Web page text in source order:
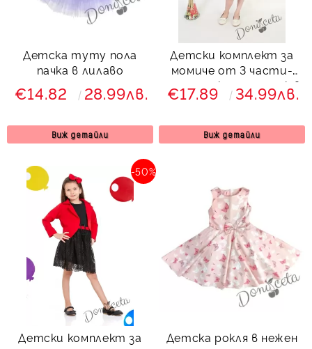
Детска туту пола
пачка в лилаво
€14.82 28.99лв.
Виж детайли
Детски комплект за
момиче от 3 части-
пола и сако и потник в
синьо Ясмин
€17.89 34.99лв.
Виж детайли
Детски комплект за
-50%
Детска рокля в нежен